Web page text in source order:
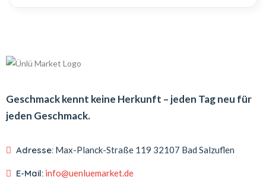
Geschmack kennt keine Herkunft – jeden Tag neu für
jeden Geschmack.
Adresse: Max-Planck-Straße 119 32107 Bad Salzuflen
E-Mail: info@uenluemarket.de